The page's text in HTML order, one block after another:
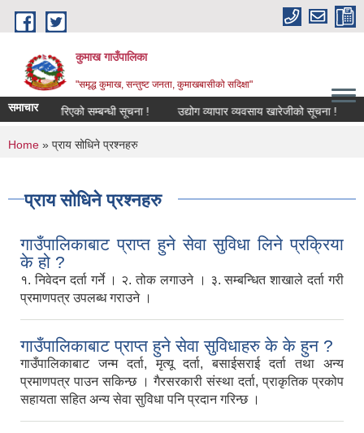
Skip to main content
कुमाख गाउँपालिका
"समृद्ध कुमाख, सन्तुष्ट जनता, कुमाखबासीको सदिक्षा"
समाचार
स्तरवृद्धि गरिएको सम्बन्धी सूचना ! उद्योग व्यापार व्यवसाय खारेजीको सूचना !
You are here
Home » प्राय सोधिने प्रश्नहरु
प्राय सोधिने प्रश्नहरु
गाउँपालिकाबाट प्राप्त हुने सेवा सुविधा लिने प्रक्रिया
के हो ?
१. निवेदन दर्ता गर्ने । २. तोक लगाउने । ३. सम्बन्धित शाखाले दर्ता गरी
प्रमाणपत्र उपलब्ध गराउने ।
गाउँपालिकाबाट प्राप्त हुने सेवा सुविधाहरु के के हुन ?
गाउँपालिकाबाट जन्म दर्ता, मृत्यू दर्ता, बसाईसराई दर्ता तथा अन्य
प्रमाणपत्र पाउन सकिन्छ । गैरसरकारी संस्था दर्ता, प्राकृतिक प्रकोप
सहायता सहित अन्य सेवा सुविधा पनि प्रदान गरिन्छ ।